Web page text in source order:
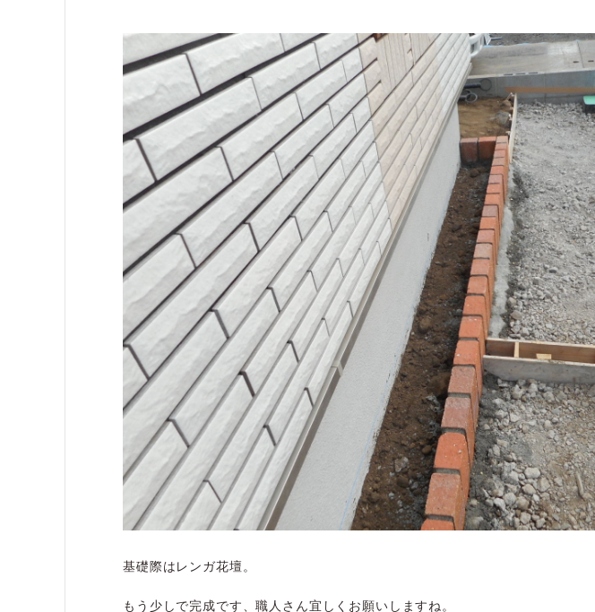
基礎際はレンガ花壇。
もう少しで完成です、職人さん宜しくお願いしますね。